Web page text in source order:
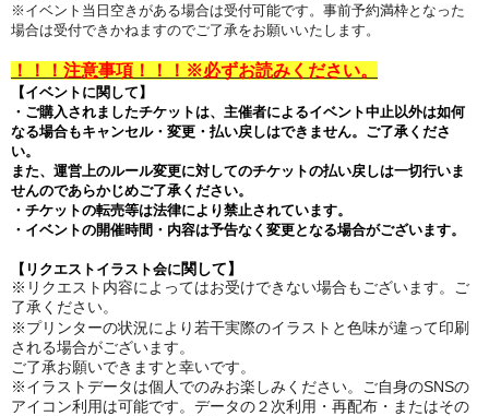
※イベント当日空きがある場合は受付可能です。事前予約満枠となった
場合は受付できかねますのでご了承をお願いいたします。
！！！注意事項！！！※必ずお読みください。
【イベントに関して】
・ご購入されましたチケットは、主催者によるイベント中止以外は如何
なる場合もキャンセル・変更・払い戻しはできません。ご了承くださ
い。
また、運営上のルール変更に対してのチケットの払い戻しは一切行いま
せんのであらかじめご了承ください。
・チケットの転売等は法律により禁止されています。
・イベントの開催時間・内容は予告なく変更となる場合がございます。
【リクエストイラスト会に関して】
※リクエスト内容によってはお受けできない場合もございます。ご
了承ください。
※プリンターの状況により若干実際のイラストと色味が違って印刷
される場合がございます。
ご了承お願いできますと幸いです。
※イラストデータは個人でのみお楽しみください。ご自身のSNSの
アイコン利用は可能です。データの２次利用・再配布・またはその